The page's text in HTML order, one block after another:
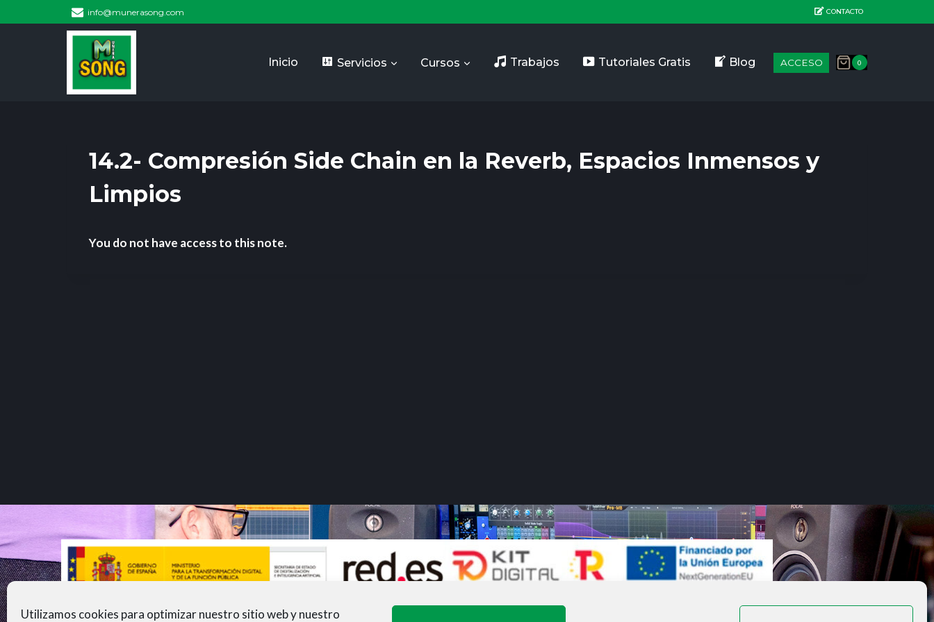
Utilizamos cookies para optimizar nuestro sitio web y nuestro
info@munerasong.com CONTACTO
Inicio Servicios Cursos Trabajos Tutoriales Gratis Blog ACCESO 0
14.2- Compresión Side Chain en la Reverb, Espacios Inmensos y
Limpios
You do not have access to this note.